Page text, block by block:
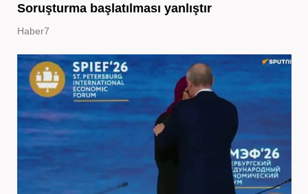
Soruşturma başlatılması yanlıştır
Haber7